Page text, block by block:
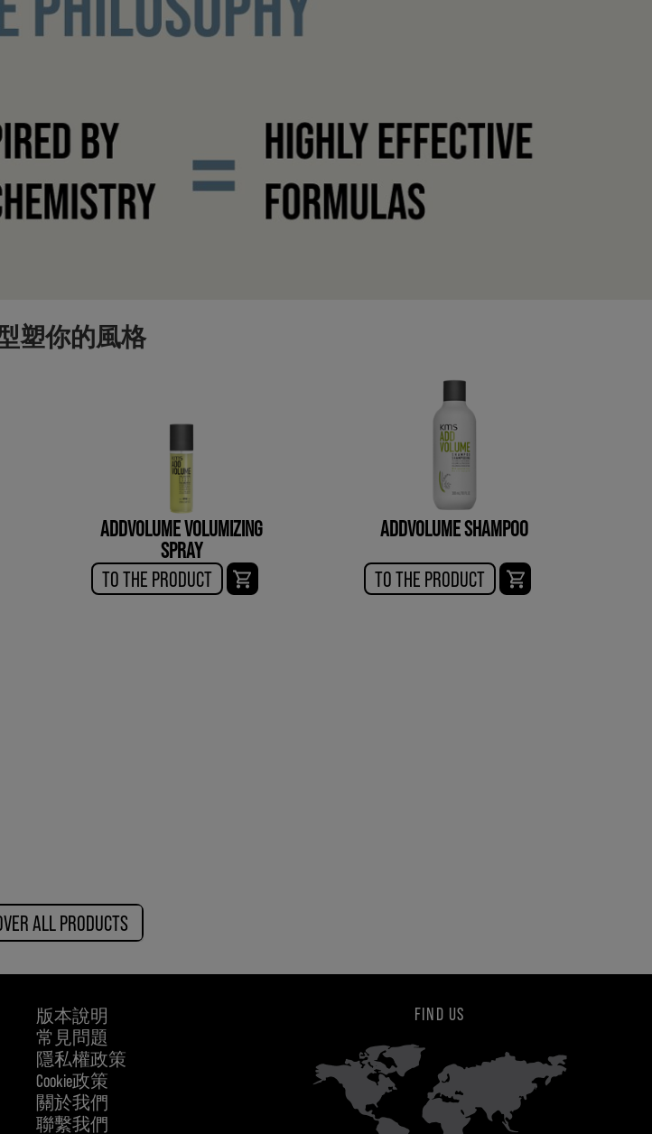
塑你的風格
ADDVOLUME VOLUMIZING
SPRAY
TO THE PRODUCT
ADDVOLUME SHAMPOO
TO THE PRODUCT
ALL PRODUCTS
版本說明
常見問題
隱私權政策
Cookie政策
關於我們
聯繫我們
FIND US